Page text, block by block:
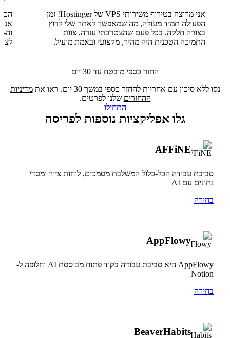
אני מרוצה בטירוף משירותי VPS של Hostinger! זמן
הפעולה תמיד מעולה, מה שמאפשר לאתר שלי לרוץ
בצורה חלקה. בכל פעם שהצטרכתי עזרה, צוות
התמיכה הטכנית היה מהיר, מקצועי ובאמת מועיל.
החזר כספי מובטח עד 30 יום
נסו ללא סיכון עם אחריות להחזר כספי במשך 30 יום. ראו את
מדיניות
ההחזרים שלנו לפרטים.
התחילו
גלו אפליקציות נוספות לפריסה
AFFiNE
סביבת עבודה הכל-כלול המשלבת מסמכים, לוחות ציור ומסדי
נתונים עם AI
בחירה
AppFlowy
AppFlowy היא סביבת עבודה בקוד פתוח מבוססת AI וחלופה ל-
Notion
בחירה
BeaverHabits